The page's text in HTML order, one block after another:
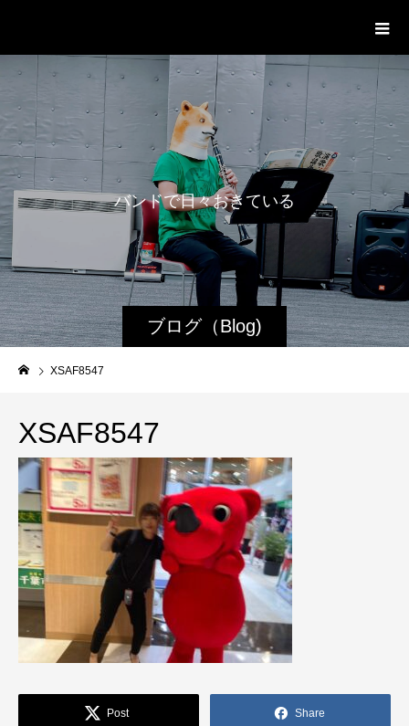
ブログ（Blog)
バンドで日々おきている日
XSAF8547
XSAF8547
Post Share